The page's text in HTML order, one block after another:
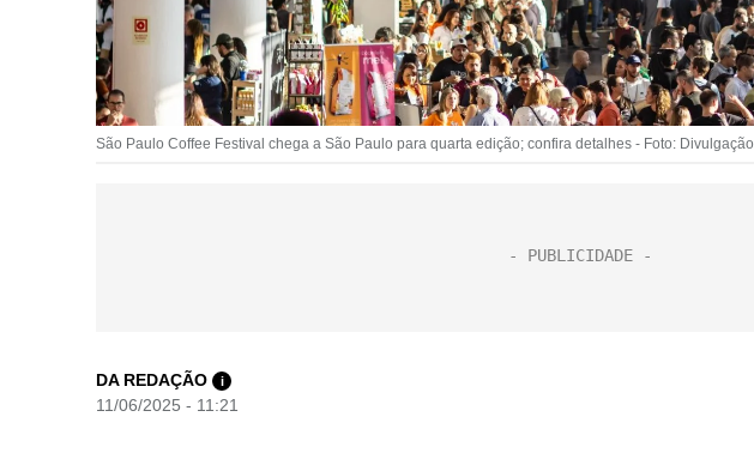
São Paulo Coffee Festival chega a São Paulo para quarta edição; confira detalhes - Foto: Divulgação
DA REDAÇÃO i
11/06/2025 - 11:21